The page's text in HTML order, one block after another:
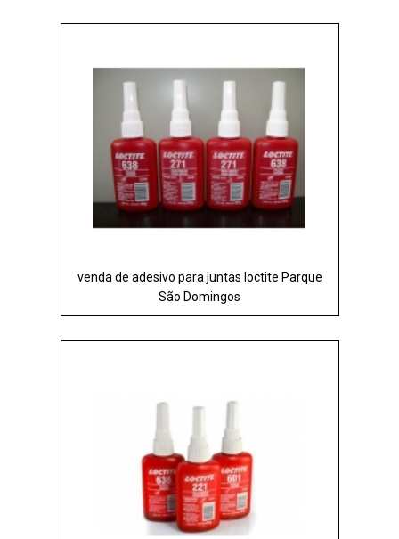
venda de adesivo para juntas loctite Parque
São Domingos